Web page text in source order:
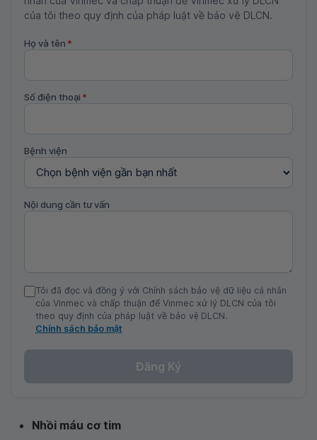
của tôi theo quy định của pháp luật về bảo vệ DLCN.
Họ và tên *
Số điện thoại *
Bệnh viện
Nội dung cần tư vấn
Tôi đã đọc và đồng ý với Chính sách bảo vệ dữ liệu cá nhân
của Vinmec và chấp thuận để Vinmec xử lý DLCN của tôi
theo quy định của pháp luật về bảo vệ DLCN.
Chính sách bảo mật
Đăng Ký
Nhồi máu cơ tim